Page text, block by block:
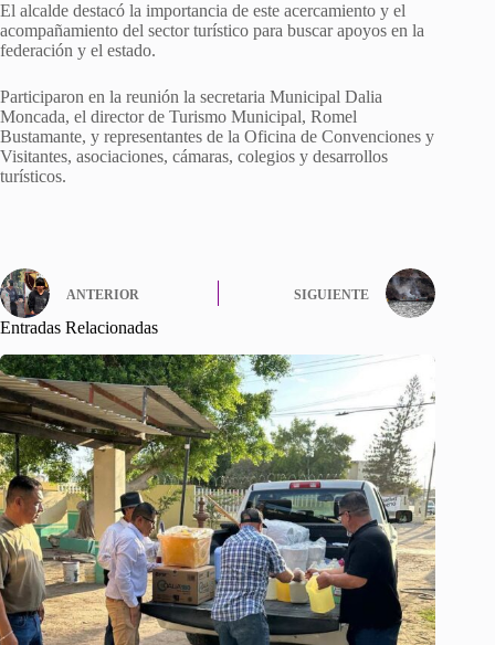
El alcalde destacó la importancia de este acercamiento y el
acompañamiento del sector turístico para buscar apoyos en la
federación y el estado.
Participaron en la reunión la secretaria Municipal Dalia
Moncada, el director de Turismo Municipal, Romel
Bustamante, y representantes de la Oficina de Convenciones y
Visitantes, asociaciones, cámaras, colegios y desarrollos
turísticos.
ANTERIOR SIGUIENTE
Entradas Relacionadas